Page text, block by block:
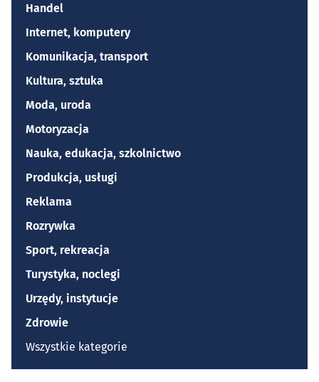
Handel
Internet, komputery
Komunikacja, transport
Kultura, sztuka
Moda, uroda
Motoryzacja
Nauka, edukacja, szkolnictwo
Produkcja, usługi
Reklama
Rozrywka
Sport, rekreacja
Turystyka, noclegi
Urzędy, instytucje
Zdrowie
Wszystkie kategorie